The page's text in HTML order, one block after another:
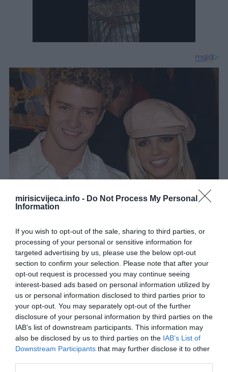
mirisicvijeca.info - Do Not Process My Personal
Information
If you wish to opt-out of the sale, sharing to third parties, or
processing of your personal or sensitive information for
targeted advertising by us, please use the below opt-out
section to confirm your selection. Please note that after your
opt-out request is processed you may continue seeing
interest-based ads based on personal information utilized by
us or personal information disclosed to third parties prior to
your opt-out. You may separately opt-out of the further
disclosure of your personal information by third parties on the
IAB’s list of downstream participants. This information may
also be disclosed by us to third parties on the IAB’s List of
Downstream Participants that may further disclose it to other